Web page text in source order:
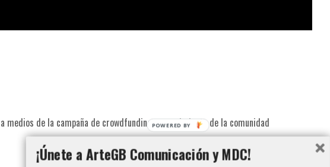
de la campaña de crowdfunding, y seguimiento de la comunidad
¡Únete a ArteGB Comunicación y MDC!
POWERED BY